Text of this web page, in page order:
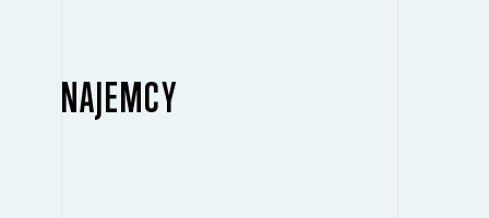
NAJEMCY